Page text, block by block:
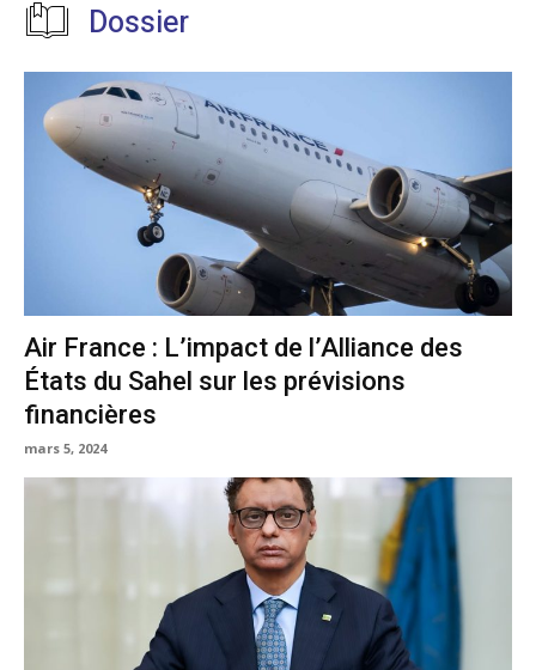
Dossier
Air France : L’impact de l’Alliance des
États du Sahel sur les prévisions
financières
mars 5, 2024